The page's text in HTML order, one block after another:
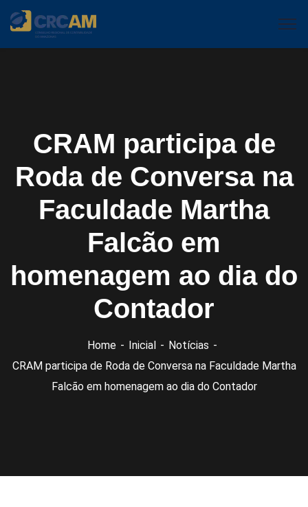
CRAM participa de
Roda de Conversa na
Faculdade Martha
Falcão em
homenagem ao dia do
Contador
Home Inicial
Notícias
CRAM participa de Roda de Conversa na Faculdade Martha
Falcão em homenagem ao dia do Contador